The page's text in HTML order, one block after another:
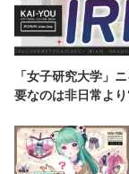
「女子研究大学」
要なのは非日常よ